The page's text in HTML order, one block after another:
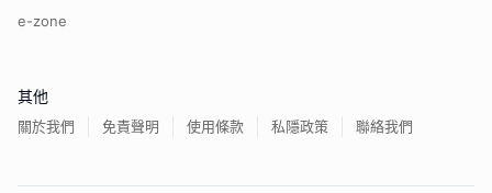
e-zone
其他
關於我們 免責聲明 使用條款 私隱政策 聯絡我們